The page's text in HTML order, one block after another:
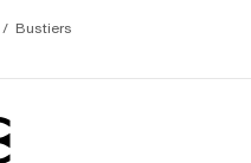
Bustiers